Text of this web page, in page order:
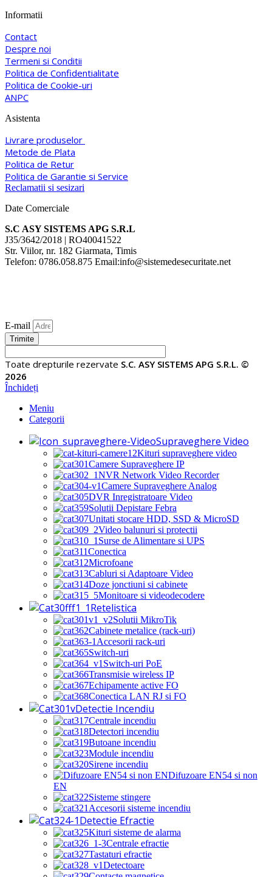
Informatii
Contact
Despre noi
Termeni si Conditii
Politica de Confidentialitate
Politica de Cookie-uri
ANPC
Asistenta
Livrare produselor
Metode de Plata
Politica de Retur
Politica de Garantie si Service
Reclamatii si sesizari
Date Comerciale
S.C ASY SISTEMS APG S.R.L
J35/3642/2018 | RO40041522
Str. Viilor, nr. 182 Giarmata, Timis
Telefon: 0786.058.875 Email:info@sistemedesecuritate.net
E-mail
Trimite
Toate drepturile rezervate S.C. ASY SISTEMS APG S.R.L. ©
2026
Închideți
Meniu
Categorii
Supraveghere Video
Kituri supraveghere video
Camere Supraveghere IP
NVR Network Video Recorder
Camere Supraveghere Analog
DVR Inregistratoare Video
Solutii Depistare Febra
Unitati stocare HDD, SSD & MicroSD
Video balunuri si protectii
Surse de Alimentare si UPS
Conectica
Microfoane
Cabluri si Adaptoare Video
Doze jonctiuni si cabinete
Monitoare si videodecodere
Retelistica
Solutii MikroTik
Cabinete metalice (rack-uri)
Accesorii rack-uri
Switch-uri
Switch-uri PoE
Transmisie wireless IP
Echipamente active FO
Conectica LAN RJ si FO
Detectie Incendiu
Centrale incendiu
Detectori incendiu
Butoane incendiu
Module incendiu
Sirene incendiu
Difuzoare EN54 si non
EN
Sisteme stingere
Accesorii sisteme incendiu
Detectie Efractie
Kituri sisteme de alarma
Centrale efractie
Tastaturi efractie
Detectoare